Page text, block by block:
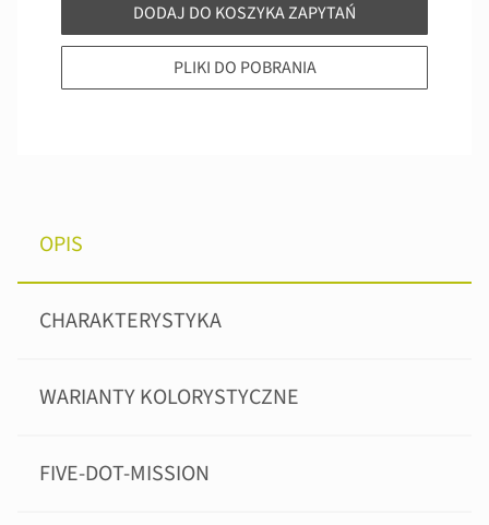
DODAJ DO KOSZYKA ZAPYTAŃ
PLIKI DO POBRANIA
OPIS
CHARAKTERYSTYKA
WARIANTY KOLORYSTYCZNE
FIVE-DOT-MISSION